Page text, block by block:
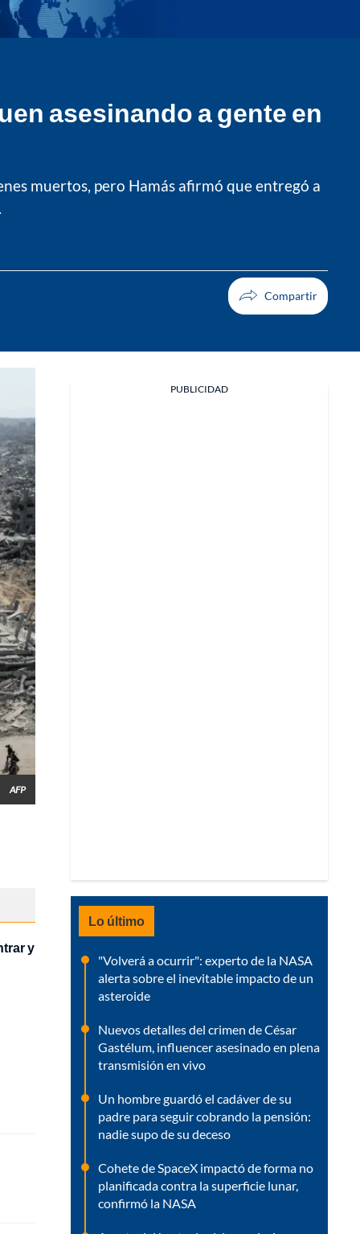
asesinando a gente en
muertos, pero Hamás afirmó que entregó a
AFP
y
PUBLICIDAD
Lo último
"Volverá a ocurrir": experto de la NASA
alerta sobre el inevitable impacto de un
asteroide
Nuevos detalles del crimen de César
Gastélum, influencer asesinado en plena
transmisión en vivo
Un hombre guardó el cadáver de su
padre para seguir cobrando la pensión:
nadie supo de su deceso
Cohete de SpaceX impactó de forma no
planificada contra la superficie lunar,
confirmó la NASA